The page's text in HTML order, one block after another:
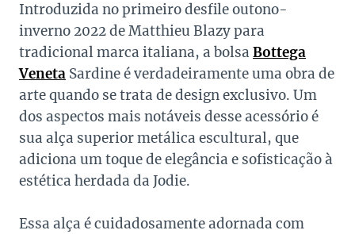
Introduzida no primeiro desfile outono-
inverno 2022 de Matthieu Blazy para
tradicional marca italiana, a bolsa Bottega
Veneta Sardine é verdadeiramente uma obra de
arte quando se trata de design exclusivo. Um
dos aspectos mais notáveis desse acessório é
sua alça superior metálica escultural, que
adiciona um toque de elegância e sofisticação à
estética herdada da Jodie.
Essa alça é cuidadosamente adornada com